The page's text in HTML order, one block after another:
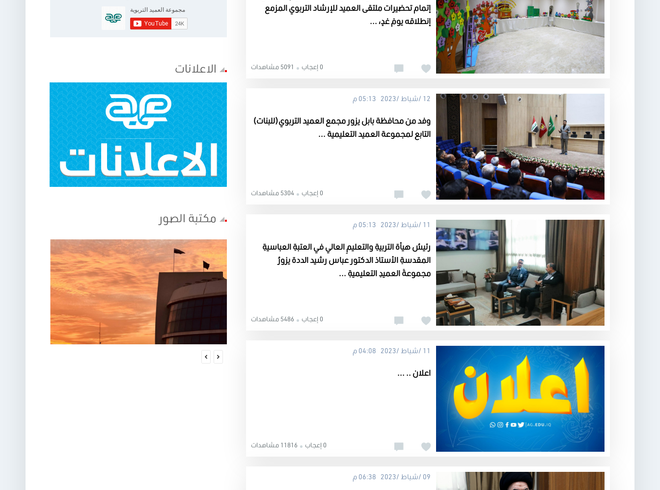
إتمام تحضيرات ملتقى العميد للإرشاد التربوي المزمع
إنطلاقه يومَ غدٍ، ...
5091 مشاهدات 0 إعجاب
12 /شباط /2023 05:13 م
وفد من محافظة بابل يزور مجمع العميد التربوي(للبنات)
التابع لمجموعة العميد التعليمية ...
5304 مشاهدات 0 إعجاب
11 /شباط /2023 05:13 م
رئيسُ هيأة التربيةِ والتعليمِ العالي في العتبةِ العباسيةِ
المقدسةِ الأستاذ الدكتور عباس رشيد الددة يزورُ
مجموعةَ العميدِ التعليميةِ ...
5486 مشاهدات 0 إعجاب
11 /شباط /2023 04:08 م
اعلان .. ...
11816 مشاهدات 0 إعجاب
09 /شباط /2023 06:38 م
الاعلانات
مكتبة الصور